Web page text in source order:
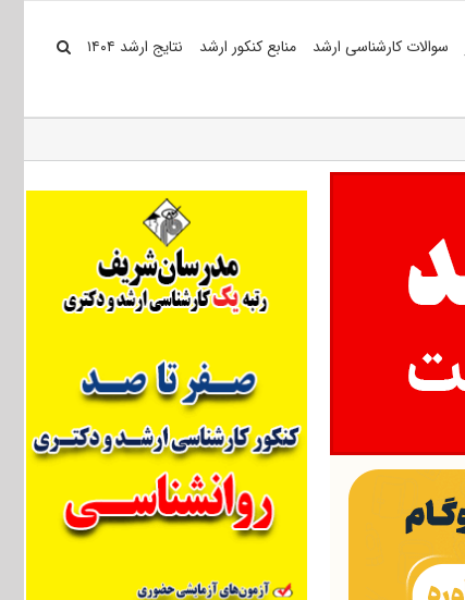
سوالات کارشناسی ارشد منابع کنکور ارشد نتایج ارشد ۱۴۰۴